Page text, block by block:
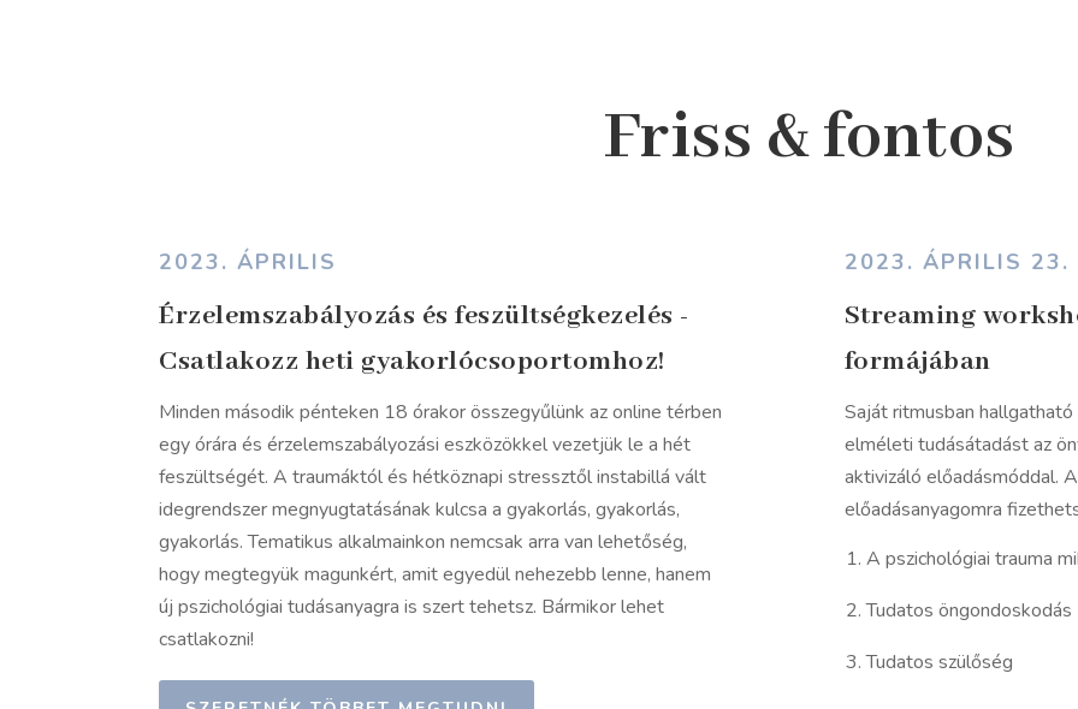
Friss & fontos
2023. ÁPRILIS
Érzelemszabályozás és feszültségkezelés -
Csatlakozz heti gyakorlócsoportomhoz!
Minden második pénteken 18 órakor összegyűlünk az online térben
egy órára és érzelemszabályozási eszközökkel vezetjük le a hét
feszültségét. A traumáktól és hétköznapi stressztől instabillá vált
idegrendszer megnyugtatásának kulcsa a gyakorlás, gyakorlás,
gyakorlás. Tematikus alkalmainkon nemcsak arra van lehetőség,
hogy megtegyük magunkért, amit egyedül nehezebb lenne, hanem
új pszichológiai tudásanyagra is szert tehetsz. Bármikor lehet
csatlakozni!
2023. ÁPRILIS 23.
Streaming
formájában
Saját ritmusban
elméleti tudásátadást az
aktivizáló előadásmóddal.
előadásanyagomra
A pszichológiai trauma
Tudatos öngondoskodás
Tudatos szülőség